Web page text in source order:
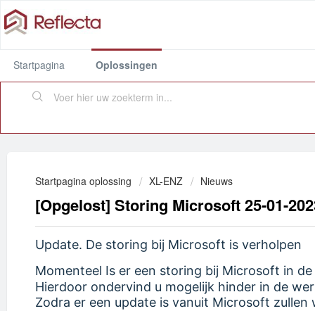
Startpagina Oplossingen
Startpagina oplossing XL-ENZ Nieuws
[Opgelost] Storing Microsoft 25-01-
Update. De storing bij Microsoft is verholpen
Momenteel Is er een storing bij Microsoft in
Hierdoor ondervind u mogelijk hinder in de
Zodra er een update is vanuit Microsoft zullen